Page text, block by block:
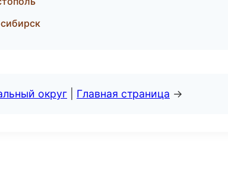
округ Главная страница →